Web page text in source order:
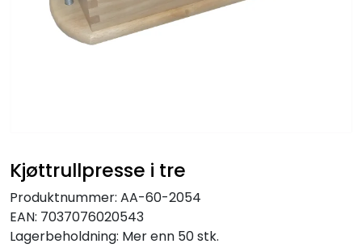
Kjøttrullpresse i tre
Produktnummer: AA-60-2054
EAN: 7037076020543
Lagerbeholdning: Mer enn 50 stk.